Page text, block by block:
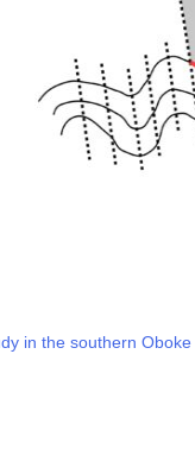
in the southern